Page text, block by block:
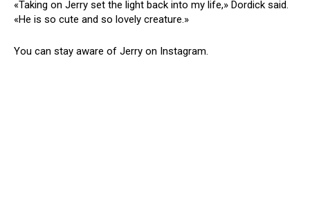
«Taking on Jerry set the light back into my life,» Dordick said.
«He is so cute and so lovely creature.»
You can stay aware of Jerry on Instagram.